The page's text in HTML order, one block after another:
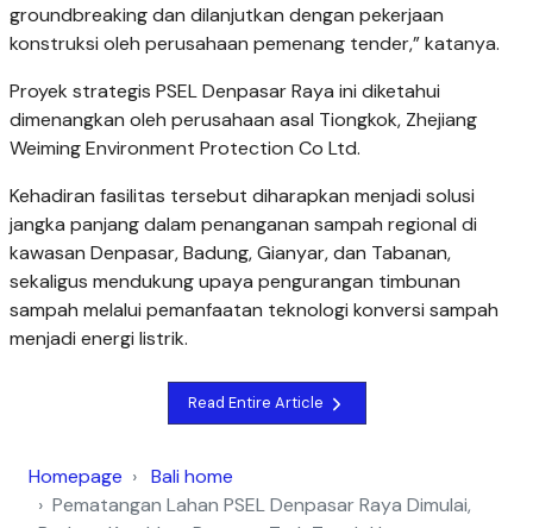
groundbreaking dan dilanjutkan dengan pekerjaan
konstruksi oleh perusahaan pemenang tender,” katanya.
Proyek strategis PSEL Denpasar Raya ini diketahui
dimenangkan oleh perusahaan asal Tiongkok, Zhejiang
Weiming Environment Protection Co Ltd.
Kehadiran fasilitas tersebut diharapkan menjadi solusi
jangka panjang dalam penanganan sampah regional di
kawasan Denpasar, Badung, Gianyar, dan Tabanan,
sekaligus mendukung upaya pengurangan timbunan
sampah melalui pemanfaatan teknologi konversi sampah
menjadi energi listrik.
Read Entire Article
Homepage
Bali home
Pematangan Lahan PSEL Denpasar Raya Dimulai,